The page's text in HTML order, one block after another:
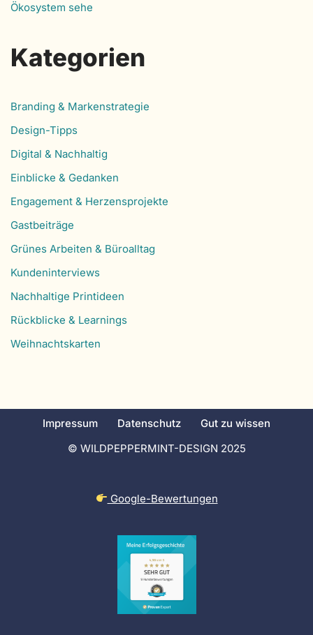
Ökosystem sehe
Kategorien
Branding & Markenstrategie
Design-Tipps
Digital & Nachhaltig
Einblicke & Gedanken
Engagement & Herzensprojekte
Gastbeiträge
Grünes Arbeiten & Büroalltag
Kundeninterviews
Nachhaltige Printideen
Rückblicke & Learnings
Weihnachtskarten
Impressum Datenschutz
Gut zu wissen
© WILDPEPPERMINT-DESIGN 2025
Google-Bewertungen